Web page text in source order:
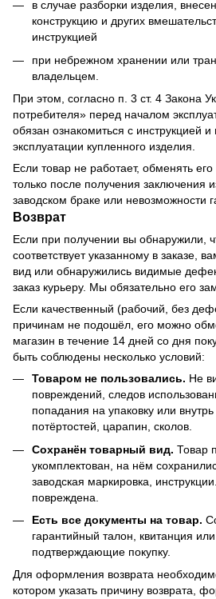
в случае разборки изделия,
конструкцию и других
инструкцией
при небрежном хранении или
владельцем.
При этом, согласно п. 3 ст. 4 Закона
потребителя» перед началом
обязан ознакомиться с инструкцией
эксплуатации купленного изделия.
Если товар не работает, обменять
только после получения заключения
заводском браке или невозможности
Возврат
Если при получении вы обнаружили,
соответствует указанному в заказе,
вид или обнаружились видимые
заказ курьеру. Мы обязательно его
Если качественный (рабочий, без
причинам не подошёл, его можно
магазин в течение 14 дней со дня
быть соблюдены несколько условий:
Товаром не пользовались. Не
повреждений, следов
попадания на упаковку или
потёртостей, царапин, сколов.
Сохранён товарный вид. Товар
укомплектован, на нём
заводская маркировка,
повреждена.
Есть все документы на товар.
гарантийный талон, квитанция
подтверждающие покупку.
Для оформления возврата
котором указать причину возврата,